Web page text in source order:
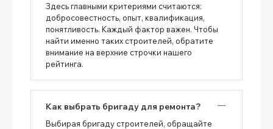
Здесь главными критериями считаются:
добросовестность, опыт, квалификация,
понятливость. Каждый фактор важен. Чтобы
найти именно таких строителей, обратите
внимание на верхние строчки нашего
рейтинга.
Как выбрать бригаду для ремонта?
Выбирая бригаду строителей, обращайте